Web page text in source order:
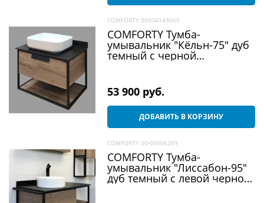
COMFORTY 00004149065
COMFORTY Тумба-
умывальник "Кёльн-75" дуб
темный с черной
53 900 руб.
ДОБАВИТЬ В КОРЗИНУ
COMFORTY 00-00006269
COMFORTY Тумба-
умывальник "Лиссабон-95"
дуб темный с левой черной